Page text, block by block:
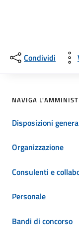
Condividi
NAVIGA
Disposizioni
Organizzazione
Consulenti e
Personale
Bandi di concorso